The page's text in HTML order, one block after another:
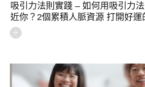
吸引力法則實踐 – 如何用吸引力
近你？2個累積人脈資源 打開好運